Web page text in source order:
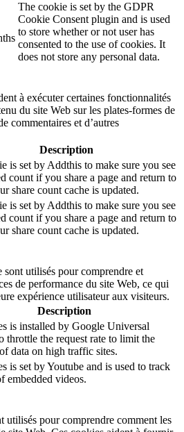
The cookie is set by the GDPR
Cookie Consent plugin and is used
to store whether or not user has
consented to the use of cookies. It
does not store any personal data.
à exécuter certaines fonctionnalités
du site Web sur les plates-formes de
commentaires et d’autres
Description
is set by Addthis to make sure you see
count if you share a page and return to
share count cache is updated.
is set by Addthis to make sure you see
count if you share a page and return to
share count cache is updated.
utilisés pour comprendre et
de performance du site Web, ce qui
expérience utilisateur aux visiteurs.
Description
is installed by Google Universal
throttle the request rate to limit the
data on high traffic sites.
is set by Youtube and is used to track
embedded videos.
utilisés pour comprendre comment les